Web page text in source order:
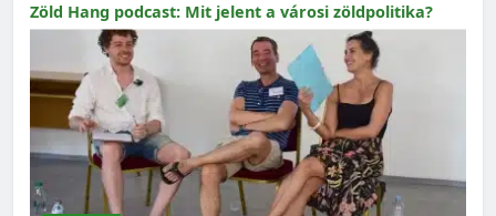
Zöld Hang podcast: Mit jelent a városi zöldpolitika?